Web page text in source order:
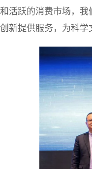
和活跃的消费市场，
创新提供服务，为科学